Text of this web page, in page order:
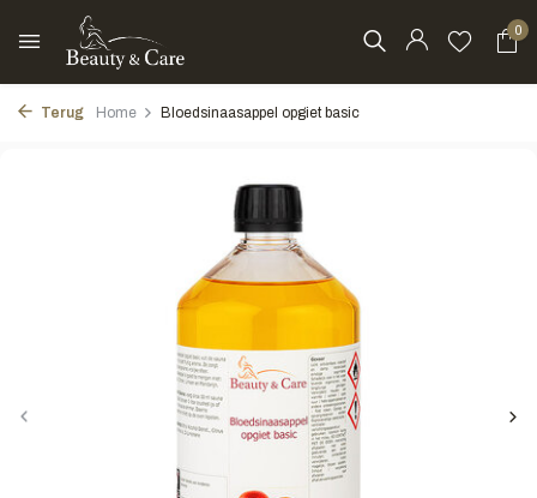
0
Terug Home Bloedsinaasappel opgiet basic